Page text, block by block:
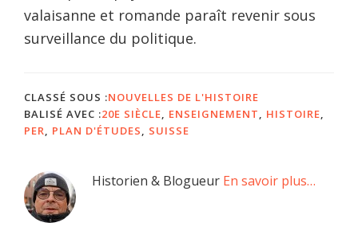
valaisanne et romande paraît revenir sous
surveillance du politique.
CLASSÉ SOUS :NOUVELLES DE L'HISTOIRE
BALISÉ AVEC :20E SIÈCLE ENSEIGNEMENT HISTOIRE
PER
PLAN D'ÉTUDES SUISSE
Barre
latérale
Historien & Blogueur En savoir plus…